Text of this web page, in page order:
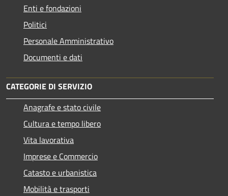
Enti e fondazioni
Politici
Personale Amministrativo
Documenti e dati
CATEGORIE DI SERVIZIO
Anagrafe e stato civile
Cultura e tempo libero
Vita lavorativa
Imprese e Commercio
Catasto e urbanistica
Mobilità e trasporti